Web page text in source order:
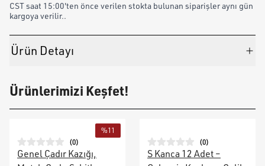
CST saat 15:00'ten önce verilen stokta bulunan siparişler aynı gün
kargoya verilir..
Ürün Detayı
Ürünlerimizi Keşfet!
%11
(0)
Genel Çadır Kazığı,
(0)
S Kanca 12 Adet –